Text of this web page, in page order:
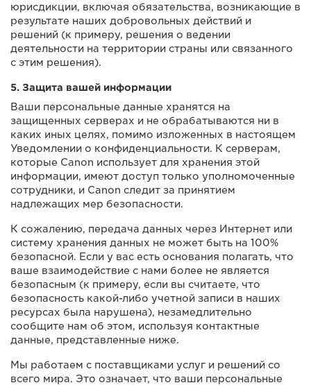
юрисдикции, включая обязательства, возникающие в
результате наших добровольных действий и
решений (к примеру, решения о ведении
деятельности на территории страны или связанного
с этим решения).
5. Защита вашей информации
Ваши персональные данные хранятся на
защищенных серверах и не обрабатываются ни в
каких иных целях, помимо изложенных в настоящем
Уведомлении о конфиденциальности. К серверам,
которые Canon использует для хранения этой
информации, имеют доступ только уполномоченные
сотрудники, и Canon следит за принятием
надлежащих мер безопасности.
К сожалению, передача данных через Интернет или
систему хранения данных не может быть на 100%
безопасной. Если у вас есть основания полагать, что
ваше взаимодействие с нами более не является
безопасным (к примеру, если вы считаете, что
безопасность какой-либо учетной записи в наших
ресурсах была нарушена), незамедлительно
сообщите нам об этом, используя контактные
данные, представленные ниже.
Мы работаем с поставщиками услуг и решений со
всего мира. Это означает, что ваши персональные